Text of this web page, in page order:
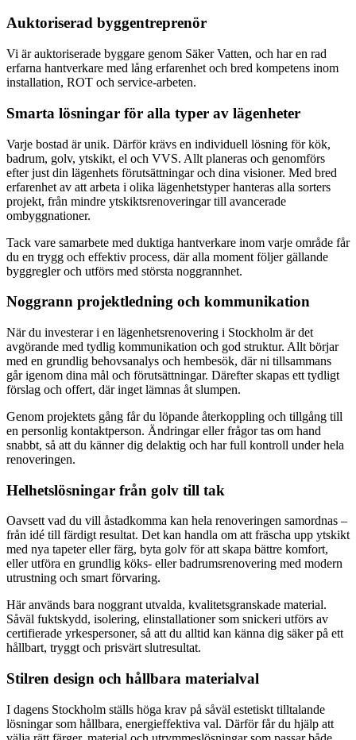
Auktoriserad byggentreprenör
Vi är auktoriserade byggare genom Säker Vatten, och har en rad
erfarna hantverkare med lång erfarenhet och bred kompetens inom
installation, ROT och service-arbeten.
Smarta lösningar för alla typer av lägenheter
Varje bostad är unik. Därför krävs en individuell lösning för kök,
badrum, golv, ytskikt, el och VVS. Allt planeras och genomförs
efter just din lägenhets förutsättningar och dina visioner. Med bred
erfarenhet av att arbeta i olika lägenhetstyper hanteras alla sorters
projekt, från mindre ytskiktsrenoveringar till avancerade
ombyggnationer.
Tack vare samarbete med duktiga hantverkare inom varje område får
du en trygg och effektiv process, där alla moment följer gällande
byggregler och utförs med största noggrannhet.
Noggrann projektledning och kommunikation
När du investerar i en lägenhetsrenovering i Stockholm är det
avgörande med tydlig kommunikation och god struktur. Allt börjar
med en grundlig behovsanalys och hembesök, där ni tillsammans
går igenom dina mål och förutsättningar. Därefter skapas ett tydligt
förslag och offert, där inget lämnas åt slumpen.
Genom projektets gång får du löpande återkoppling och tillgång till
en personlig kontaktperson. Ändringar eller frågor tas om hand
snabbt, så att du känner dig delaktig och har full kontroll under hela
renoveringen.
Helhetslösningar från golv till tak
Oavsett vad du vill åstadkomma kan hela renoveringen samordnas –
från idé till färdigt resultat. Det kan handla om att fräscha upp ytskikt
med nya tapeter eller färg, byta golv för att skapa bättre komfort,
eller utföra en grundlig köks- eller badrumsrenovering med modern
utrustning och smart förvaring.
Här används bara noggrant utvalda, kvalitetsgranskade material.
Såväl fuktskydd, isolering, elinstallationer som snickeri utförs av
certifierade yrkespersoner, så att du alltid kan känna dig säker på ett
hållbart, tryggt och prisvärt slutresultat.
Stilren design och hållbara materialval
I dagens Stockholm ställs höga krav på såväl estetiskt tilltalande
lösningar som hållbara, energieffektiva val. Därför får du hjälp att